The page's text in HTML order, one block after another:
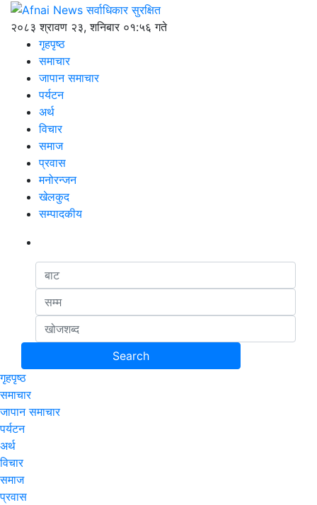
२०८३ श्रावण २३, शनिबार ०१:५६ गते
गृहपृष्ठ
समाचार
जापान समाचार
पर्यटन
अर्थ
विचार
समाज
प्रवास
मनोरन्जन
खेलकुद
सम्पादकीय
गृहपृष्ठ
समाचार
जापान समाचार
पर्यटन
अर्थ
विचार
समाज
प्रवास